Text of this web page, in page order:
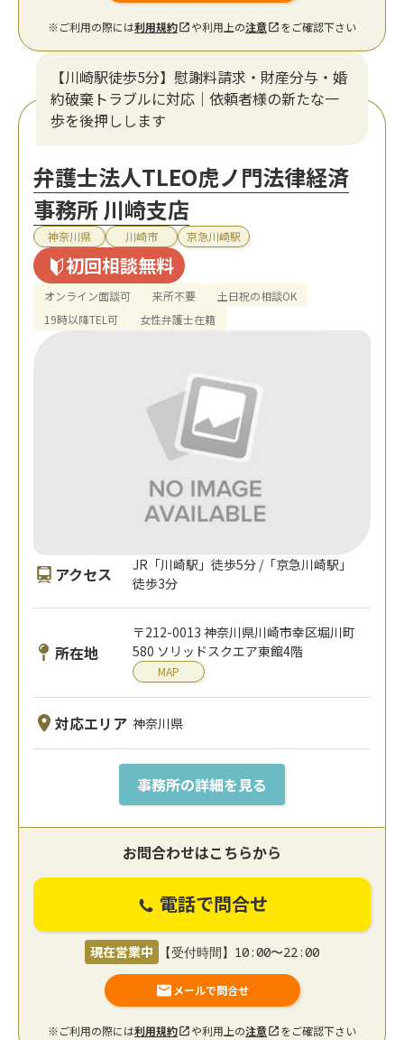
※ご利用の際には利用規約 や利用上の注意 をご確認下さい
【川崎駅徒歩5分】慰謝料請求・財産分与・婚
約破棄トラブルに対応｜依頼者様の新たな一
歩を後押しします
弁護士法人TLEO虎ノ門法律経済
事務所 川崎支店
神奈川県 川崎市 京急川崎駅
初回相談無料
オンライン面談可 来所不要
土日祝の相談OK
19時以降TEL可
女性弁護士在籍
アクセス
JR「川崎駅」徒歩5分 /「京急川崎駅」
徒歩3分
所在地
〒212-0013 神奈川県川崎市幸区堀川町
580 ソリッドスクエア東館4階
MAP
対応エリア 神奈川県
事務所の詳細を見る
お問合わせはこちらから
電話で問合せ
現在営業中 【受付時間】10:00〜22:00
メールで問合せ
※ご利用の際には利用規約 や利用上の注意 をご確認下さい